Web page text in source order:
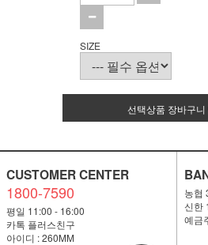
SIZE
선택상품 장바구니
CUSTOMER CENTER
1800-7590
평일 11:00 - 16:00
카톡 플러스친구
아이디 : 260MM
농협
신한
예금